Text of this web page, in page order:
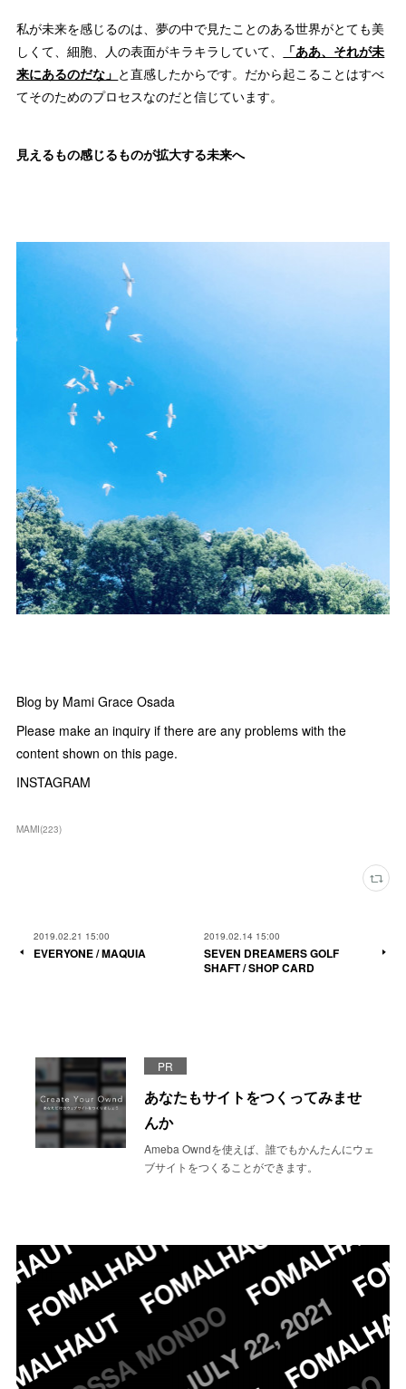
私が未来を感じるのは、夢の中で見たことのある世界がとても美
しくて、細胞、人の表面がキラキラしていて、
「ああ、それが未
来にあるのだな」 と直感したからです。だから起こることはすべ
てそのためのプロセスなのだと信じています。
見えるもの感じるものが拡大する未来へ
Blog by Mami Grace Osada
Please make an inquiry if there are any problems with the
content shown on this page.
INSTAGRAM
MAMI(223)
2019.02.21 15:00
EVERYONE / MAQUIA
2019.02.14 15:00
SEVEN DREAMERS GOLF
SHAFT / SHOP CARD
PR
あなたもサイトをつくってみませ
んか
Ameba Owndを使えば、誰でもかんたんにウェ
ブサイトをつくることができます。